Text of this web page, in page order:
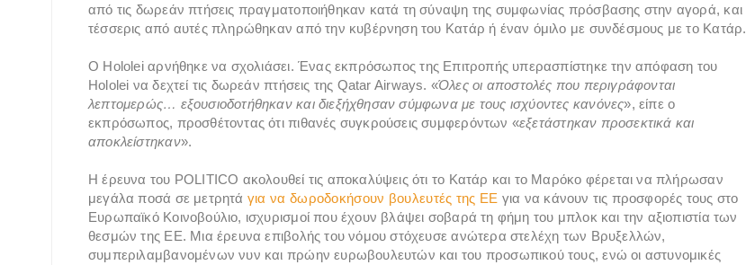
από τις δωρεάν πτήσεις πραγματοποιήθηκαν κατά τη σύναψη της συμφωνίας πρόσβασης στην αγορά, και
τέσσερις από αυτές πληρώθηκαν από την κυβέρνηση του Κατάρ ή έναν όμιλο με συνδέσμους με το Κατάρ.
Ο Hololei αρνήθηκε να σχολιάσει. Ένας εκπρόσωπος της Επιτροπής υπερασπίστηκε την απόφαση του
Hololei να δεχτεί τις δωρεάν πτήσεις της Qatar Airways. «Όλες οι αποστολές που περιγράφονται
λεπτομερώς… εξουσιοδοτήθηκαν και διεξήχθησαν σύμφωνα με τους ισχύοντες κανόνες», είπε ο
εκπρόσωπος, προσθέτοντας ότι πιθανές συγκρούσεις συμφερόντων «εξετάστηκαν προσεκτικά και
αποκλείστηκαν».
Η έρευνα του POLITICO ακολουθεί τις αποκαλύψεις ότι το Κατάρ και το Μαρόκο φέρεται να πλήρωσαν
μεγάλα ποσά σε μετρητά για να δωροδοκήσουν βουλευτές της ΕΕ για να κάνουν τις προσφορές τους στο
Ευρωπαϊκό Κοινοβούλιο, ισχυρισμοί που έχουν βλάψει σοβαρά τη φήμη του μπλοκ και την αξιοπιστία των
θεσμών της ΕΕ. Μια έρευνα επιβολής του νόμου στόχευσε ανώτερα στελέχη των Βρυξελλών,
συμπεριλαμβανομένων νυν και πρώην ευρωβουλευτών και του προσωπικού τους, ενώ οι αστυνομικές